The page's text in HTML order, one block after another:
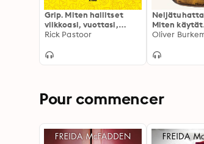
Grip. Miten hallitset
viikkoasi, vuottasi,
elämääsi
Rick Pastoor
Miten käytät
Oliver
Pour commencer